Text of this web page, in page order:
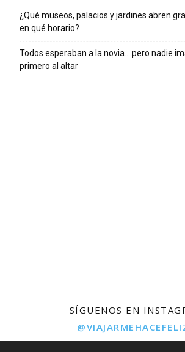
¿Qué museos, palacios y jardines abren
en qué horario?
Todos esperaban a la novia… pero nadie
primero al altar
SÍGUENOS EN